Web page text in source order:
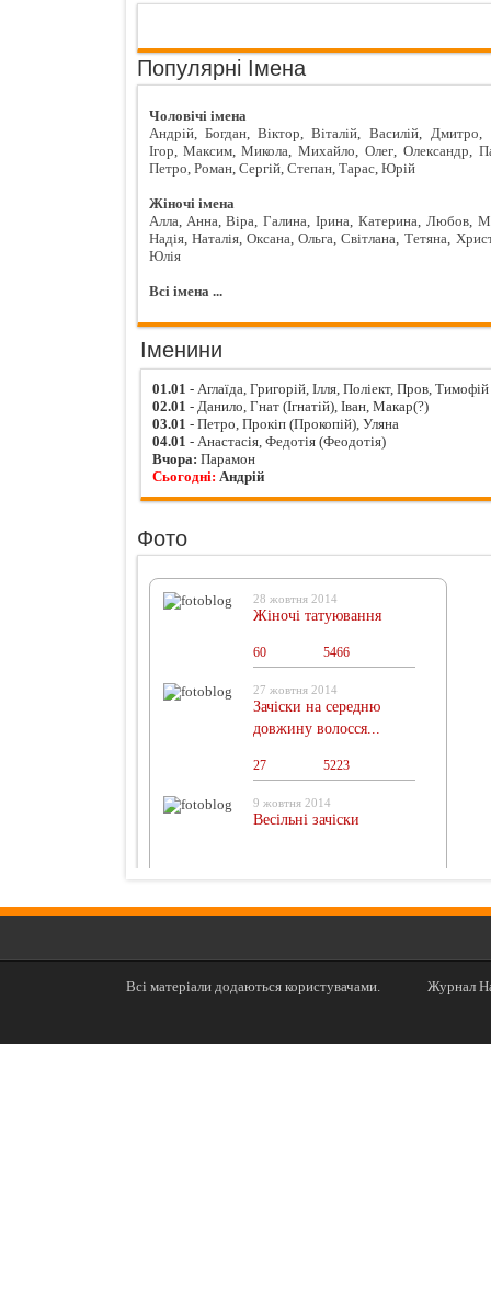
Популярні Імена
Чоловічі імена
Андрій, Богдан, Віктор, Віталій, Василій, Дмитро,
Ігор, Максим, Микола, Михайло, Олег, Олександр,
Петро, Роман, Сергій, Степан, Тарас, Юрій
Жіночі імена
Алла, Анна, Віра, Галина, Ірина, Катерина, Любов,
Надія, Наталія, Оксана, Ольга, Світлана, Тетяна,
Юлія
Всі імена ...
Іменини
01.01 - Аглаїда, Григорій, Ілля, Поліект, Пров, Тимофій
02.01 - Данило, Гнат (Ігнатій), Іван, Макар(?)
03.01 - Петро, Прокіп (Прокопій), Уляна
04.01 - Анастасія, Федотія (Феодотія)
Вчора: Парамон
Сьогодні: Андрій
Фото
28 жовтня 2014
Жіночі татуювання
60 5466
27 жовтня 2014
Зачіски на середню
довжину волосся...
27 5223
9 жовтня 2014
Весільні зачіски
Всі матеріали додаються користувачами. Журнал